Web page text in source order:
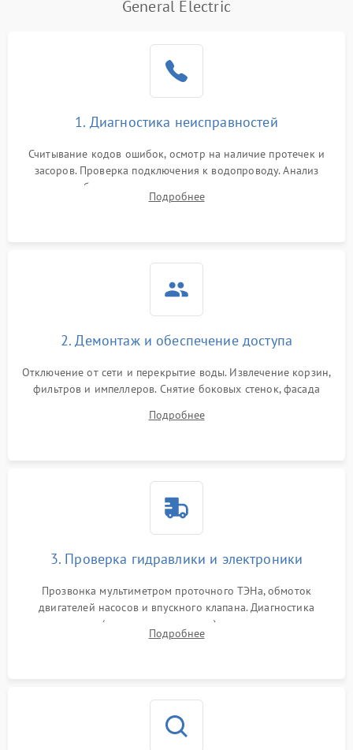
General Electric
1. Диагностика неисправностей
Считывание кодов ошибок, осмотр на наличие протечек и
засоров. Проверка подключения к водопроводу. Анализ
жалоб на отсутствие слива, нагрева, вращения
разбрызгивателей или срабатывание системы защиты
Подробнее
2. Демонтаж и обеспечение доступа
Отключение от сети и перекрытие воды. Извлечение корзин,
фильтров и импеллеров. Снятие боковых стенок, фасада
циркуляционному насосу, ТЭНу и сливной помпе.
Подробнее
3. Проверка гидравлики и электроники
Прозвонка мультиметром проточного ТЭНа, обмоток
двигателей насосов и впускного клапана. Диагностика
прессостата (датчика уровня воды), датчика мутности,
концевика дверцы и электронного модуля управления.
Подробнее